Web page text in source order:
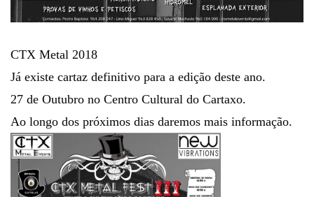
CTX Metal 2018
Já existe cartaz definitivo para a edição deste ano.
27 de Outubro no Centro Cultural do Cartaxo.
Ao longo dos próximos dias daremos mais informação.